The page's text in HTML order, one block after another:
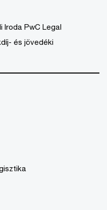
Iroda PwC Legal
és jövedéki